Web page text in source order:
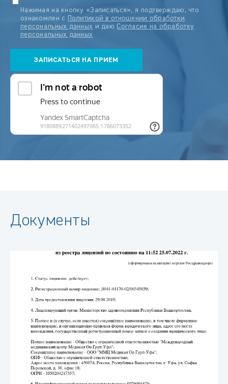
Нажимая на кнопку «Записаться», я подтверждаю, что
ознакомлен с
Политикой в отношении обработки
персональных данных и даю Согласие на обработку
персональных данных
Документы